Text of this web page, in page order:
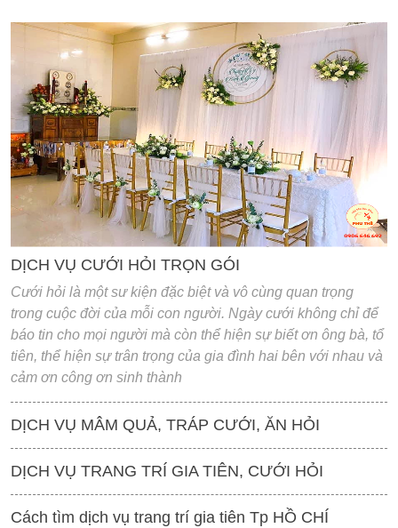
'
DỊCH VỤ CƯỚI HỎI TRỌN GÓI
Cưới hỏi là một sư kiện đặc biệt và vô cùng quan trọng
trong cuộc đời của mỗi con người. Ngày cưới không chỉ để
báo tin cho mọi người mà còn thể hiện sự biết ơn ông bà, tổ
tiên, thể hiện sự trân trọng của gia đình hai bên với nhau và
cảm ơn công ơn sinh thành
DỊCH VỤ MÂM QUẢ, TRÁP CƯỚI, ĂN HỎI
DỊCH VỤ TRANG TRÍ GIA TIÊN, CƯỚI HỎI
Cách tìm dịch vụ trang trí gia tiên Tp HỒ CHÍ